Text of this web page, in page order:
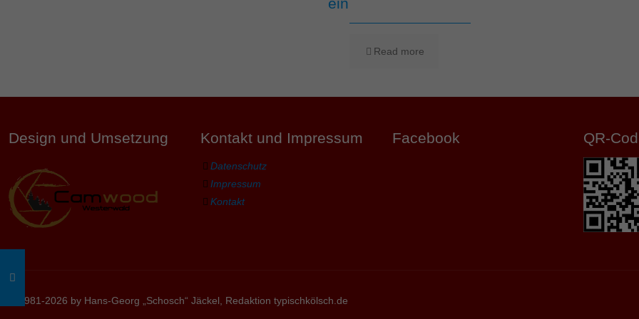
ein
Read more
Design und Umsetzung Kontakt und Impressum
Datenschutz
Impressum
Kontakt
Facebook QR-
© 1981-2026 by Hans-Georg „Schosch“ Jäckel, Redaktion typischkölsch.de